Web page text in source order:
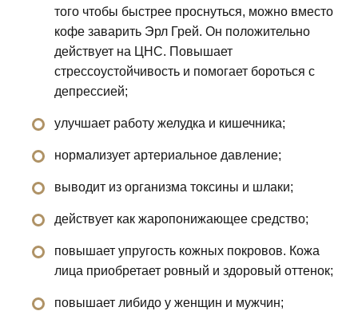
того чтобы быстрее проснуться, можно вместо
кофе заварить Эрл Грей. Он положительно
действует на ЦНС. Повышает
стрессоустойчивость и помогает бороться с
депрессией;
улучшает работу желудка и кишечника;
нормализует артериальное давление;
выводит из организма токсины и шлаки;
действует как жаропонижающее средство;
повышает упругость кожных покровов. Кожа
лица приобретает ровный и здоровый оттенок;
повышает либидо у женщин и мужчин;